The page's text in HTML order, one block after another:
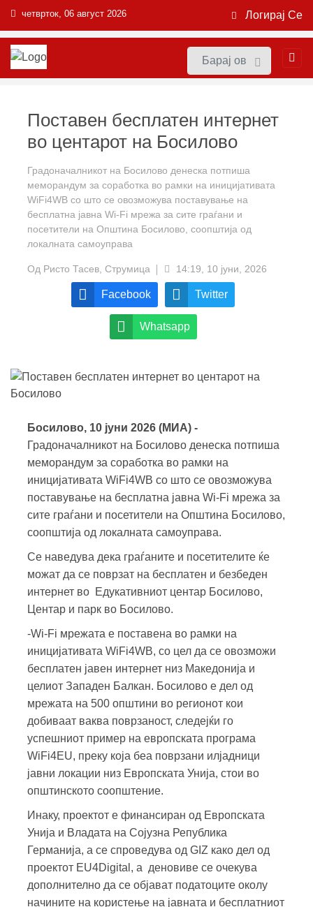
четврток, 06 август 2026 Логирај Се
Поставен бесплатен интернет
во центарот на Босилово
Градоначалникот на Босилово денеска потпиша
меморандум за соработка во рамки на иницијативата
WiFi4WB со што се овозможува поставување на
бесплатна јавна Wi-Fi мрежа за сите граѓани и
посетители на Општина Босилово, соопштија од
локалната самоуправа
Од Ристо Тасев, Струмица 14:19, 10 јуни, 2026
Facebook Twitter
Whatsapp
Босилово, 10 јуни 2026 (МИА) -
Градоначалникот на Босилово денеска потпиша
меморандум за соработка во рамки на
иницијативата WiFi4WB со што се овозможува
поставување на бесплатна јавна Wi-Fi мрежа за
сите граѓани и посетители на Општина Босилово,
соопштија од локалната самоуправа.
Се наведува дека граѓаните и посетителите ќе
можат да се поврзат на бесплатен и безбеден
интернет во Едукативниот центар Босилово,
Центар и парк во Босилово.
-Wi-Fi мрежата е поставена во рамки на
иницијативата WiFi4WB, со цел да се овозможи
бесплатен јавен интернет низ Македонија и
целиот Западен Балкан. Босилово е дел од
мрежата на 500 општини во регионот кои
добиваат ваква поврзаност, следејќи го
успешниот пример на европската програма
WiFi4EU, преку која беа поврзани илјадници
јавни локации низ Европската Унија, стои во
општинското соопштение.
Инаку, проектот е финансиран од Европската
Унија и Владата на Сојузна Република
Германија, а се спроведува од GIZ како дел од
проектот EU4Digital, а деновиве се очекува
дополнително да се објават податоците околу
начините на користење на јавната и бесплатниот